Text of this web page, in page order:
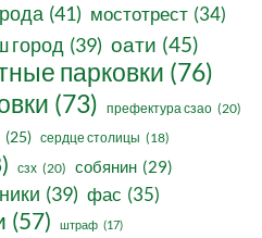
(41) мостотрест (34)
город (39) оати (45)
парковки (76)
(73) префектура сзао (20)
(25) сердце столицы (18)
сзх (20) собянин (29)
(39) фас (35)
(57) штраф (17)